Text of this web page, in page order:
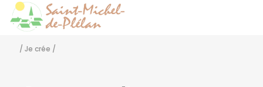
/ Je crée /